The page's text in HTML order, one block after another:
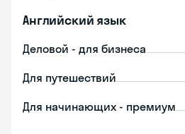
Английский язык
Деловой - для бизнеса
Для путешествий
Для начинающих - премиум